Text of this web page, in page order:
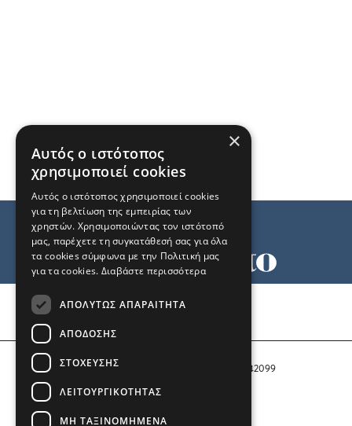
Αριθμός Πιστοποίησης Μ.Η.Τ. 242099
COPYRIGHT © 2026 Το Μανιφέστο
×
Αυτός ο ιστότοπος
χρησιμοποιεί cookies
Αυτός ο ιστότοπος χρησιμοποιεί cookies
για τη βελτίωση της εμπειρίας των
χρηστών. Χρησιμοποιώντας τον ιστότοπό
μας, παρέχετε τη συγκατάθεσή σας για όλα
τα cookies σύμφωνα με την Πολιτική μας
για τα cookies. Διαβάστε περισσότερα
ΑΠΟΛΎΤΩΣ ΑΠΑΡΑΊΤΗΤΑ
ΑΠΌΔΟΣΗΣ
ΣΤΌΧΕΥΣΗΣ
ΛΕΙΤΟΥΡΓΙΚΌΤΗΤΑΣ
ΜΗ ΤΑΞΙΝΟΜΗΜΈΝΑ